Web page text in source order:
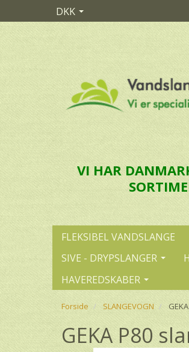
DKK
VI HAR
FLEKSIBEL VANDSLANGE
SIVE - DRYPSLANGER
HAVEREDSKABER
Forside SLANGEVOGN
GEKA P80